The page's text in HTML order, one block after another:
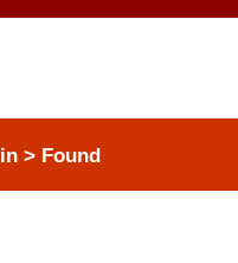
> Found